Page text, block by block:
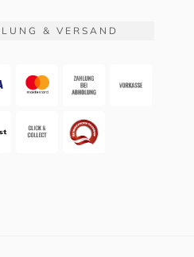
& VERSAND